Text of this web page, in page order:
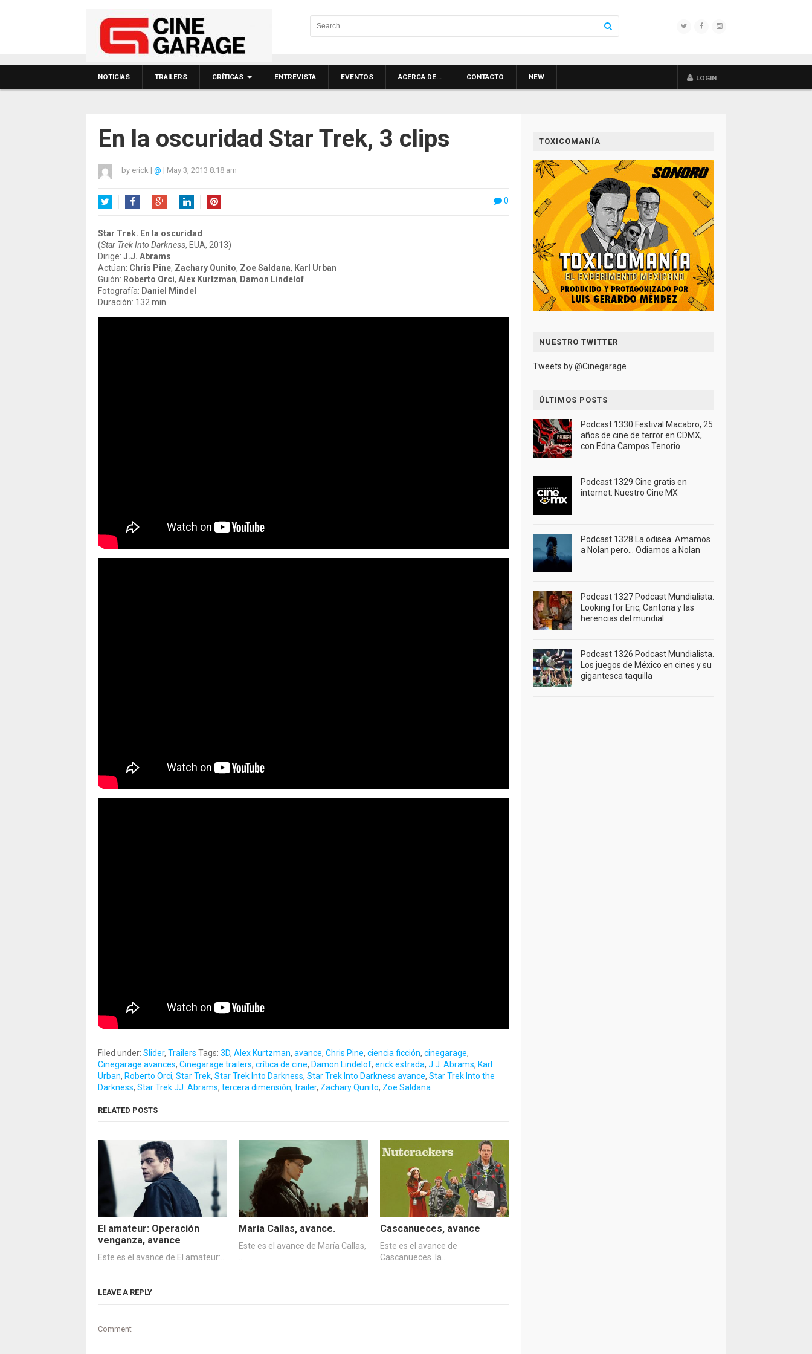
NOTICIAS TRAILERS CRÍTICAS ENTREVISTA EVENTOS ACERCA DE… CONTACTO NEW LOGIN
En la oscuridad Star Trek, 3 clips
by erick | @ | May 3, 2013 8:18 am
0
Star Trek. En la oscuridad
(Star Trek Into Darkness, EUA, 2013)
Dirige: J.J. Abrams
Actúan: Chris Pine, Zachary Qunito, Zoe Saldana, Karl Urban
Guión: Roberto Orci, Alex Kurtzman, Damon Lindelof
Fotografía: Daniel Mindel
Duración: 132 min.
Filed under: Slider, Trailers Tags: 3D, Alex Kurtzman, avance, Chris Pine, ciencia ficción, cinegarage,
Cinegarage avances, Cinegarage trailers, crítica de cine, Damon Lindelof, erick estrada, J.J. Abrams, Karl
Urban, Roberto Orci, Star Trek, Star Trek Into Darkness, Star Trek Into Darkness avance, Star Trek Into the
Darkness, Star Trek JJ. Abrams, tercera dimensión, trailer, Zachary Qunito, Zoe Saldana
RELATED POSTS
El amateur: Operación
venganza, avance
Este es el avance de El amateur:…
Maria Callas, avance.
Este es el avance de María Callas,
…
Cascanueces, avance
Este es el avance de
Cascanueces. la…
LEAVE A REPLY
Comment
TOXICOMANÍA
NUESTRO TWITTER
Tweets by @Cinegarage
ÚLTIMOS POSTS
Podcast 1330 Festival Macabro, 25
años de cine de terror en CDMX,
con Edna Campos Tenorio
Podcast 1329 Cine gratis en
internet: Nuestro Cine MX
Podcast 1328 La odisea. Amamos
a Nolan pero… Odiamos a Nolan
Podcast 1327 Podcast Mundialista.
Looking for Eric, Cantona y las
herencias del mundial
Podcast 1326 Podcast Mundialista.
Los juegos de México en cines y su
gigantesca taquilla